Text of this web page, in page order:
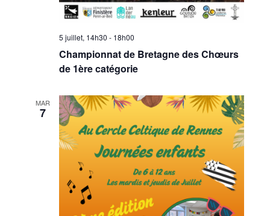
5 juillet, 14h30 - 18h00
Championnat de Bretagne des Chœurs
de 1ère catégorie
MAR
7